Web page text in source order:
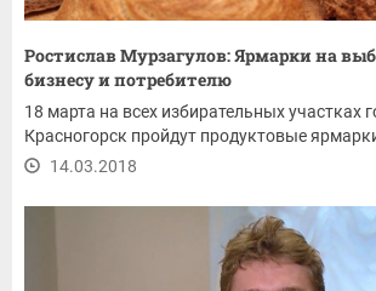
Ростислав Мурзагулов: Ярмарки на
бизнесу и потребителю
18 марта на всех избирательных участках
Красногорск пройдут продуктовые
14.03.2018